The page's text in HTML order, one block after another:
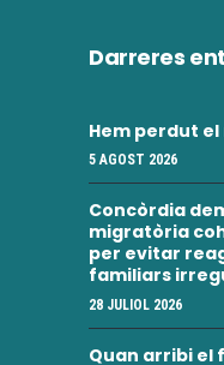
Darreres
Hem perdut
5 AGOST 2026
Concòrdia
migratòria
per evitar
familiars
28 JULIOL 2026
Quan arribi el